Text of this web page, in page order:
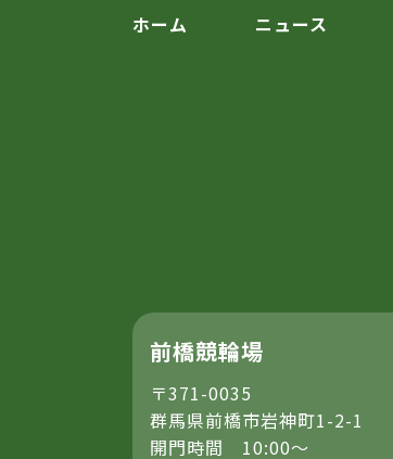
ホーム ニュース
前橋競輪場
〒371-0035
群馬県前橋市岩神町1-2-1
開門時間 10:00～